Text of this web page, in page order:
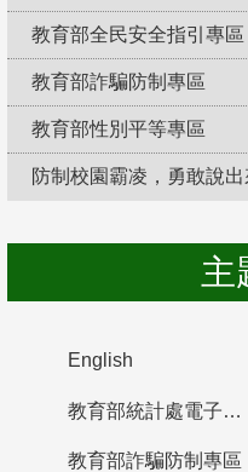
教育部全民安全指引專區
教育部詐騙防制專區
教育部性別平等專區
防制校園霸凌，勇敢說出
主
English
教育部統計處電子書櫃
教育部詐騙防制專區